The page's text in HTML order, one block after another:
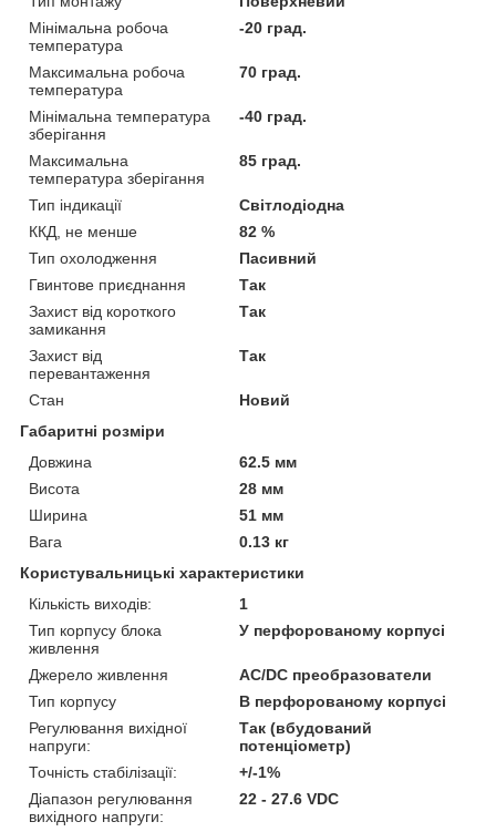
Мінімальна робоча
температура
-20 град.
Максимальна робоча
температура
70 град.
Мінімальна температура
зберігання
-40 град.
Максимальна
температура зберігання
85 град.
Тип індикації
Світлодіодна
ККД, не менше
82 %
Тип охолодження
Пасивний
Гвинтове приєднання
Так
Захист від короткого
замикання
Так
Захист від
перевантаження
Так
Стан
Новий
Габаритні розміри
Довжина
62.5 мм
Висота
28 мм
Ширина
51 мм
Вага
0.13 кг
Користувальницькі характеристики
Кількість виходів:
1
Тип корпусу блока
живлення
У перфорованому корпусі
Джерело живлення
AC/DC преобразователи
Тип корпусу
В перфорованому корпусі
Регулювання вихідної
напруги:
Так (вбудований
потенціометр)
Точність стабілізації:
+/-1%
Діапазон регулювання
вихідного напруги:
22 - 27.6 VDC